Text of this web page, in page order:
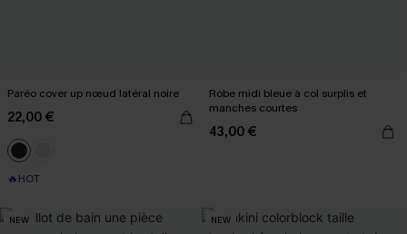
Paréo cover up nœud latéral noire
22,00 €
🔥HOT
Robe midi bleue à col surplis et
manches courtes
43,00 €
NEW NEW